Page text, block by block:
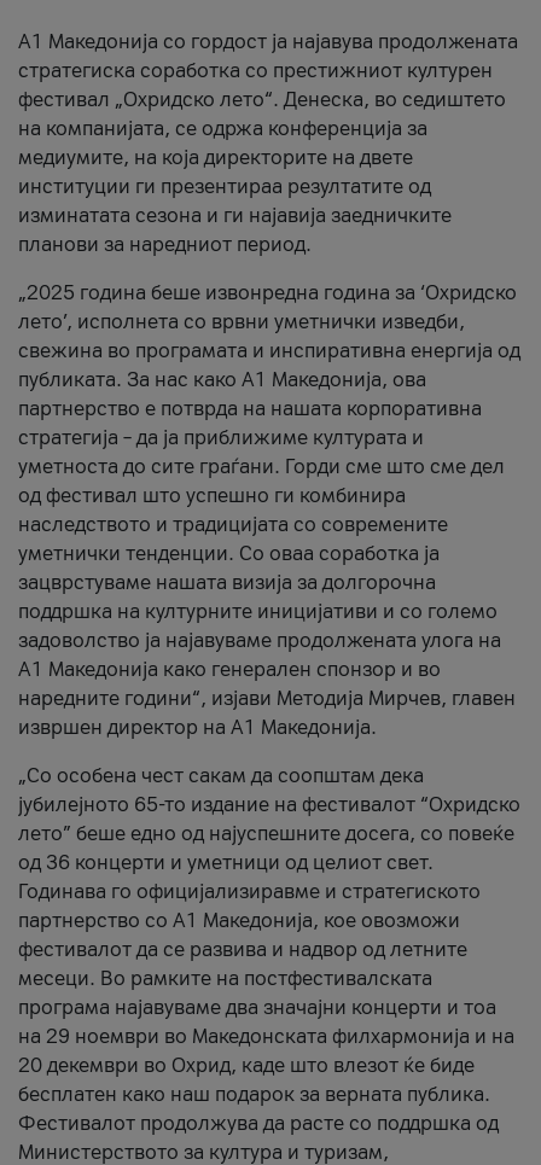
A1 Македонија со гордост ја најавува продолжената
стратегиска соработка со престижниот културен
фестивал „Охридско лето“. Денеска, во седиштето
на компанијата, се одржа конференција за
медиумите, на која директорите на двете
институции ги презентираа резултатите од
изминатата сезона и ги најавија заедничките
планови за наредниот период.
„2025 година беше извонредна година за ‘Охридско
лето’, исполнета со врвни уметнички изведби,
свежина во програмата и инспиративна енергија од
публиката. За нас како A1 Македонија, ова
партнерство е потврда на нашата корпоративна
стратегија – да ја приближиме културата и
уметноста до сите граѓани. Горди сме што сме дел
од фестивал што успешно ги комбинира
наследството и традицијата со современите
уметнички тенденции. Со оваа соработка ја
зацврстуваме нашата визија за долгорочна
поддршка на културните иницијативи и со големо
задоволство ја најавуваме продолжената улога на
A1 Македонија како генерален спонзор и во
наредните години“, изјави Методија Мирчев, главен
извршен директор на A1 Македонија.
„Со особена чест сакам да соопштам дека
јубилејното 65-то издание на фестивалот “Охридско
лето” беше едно од најуспешните досега, со повеќе
од 36 концерти и уметници од целиот свет.
Годинава го официјализиравме и стратегиското
партнерство со А1 Македонија, кое овозможи
фестивалот да се развива и надвор од летните
месеци. Во рамките на постфестивалската
програма најавуваме два значајни концерти и тоа
на 29 ноември во Македонската филхармонија и на
20 декември во Охрид, каде што влезот ќе биде
бесплатен како наш подарок за верната публика.
Фестивалот продолжува да расте со поддршка од
Министерството за култура и туризам,